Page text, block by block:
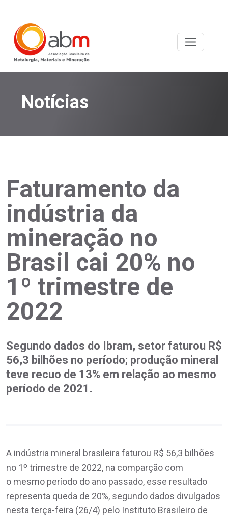
Notícias
Faturamento da
indústria da
mineração no
Brasil cai 20% no
1º trimestre de
2022
Segundo dados do Ibram, setor faturou R$
56,3 bilhões no período; produção mineral
teve recuo de 13% em relação ao mesmo
período de 2021.
A indústria mineral brasileira faturou R$ 56,3 bilhões
no 1º trimestre de 2022, na comparção com
o mesmo período do ano passado, esse resultado
representa queda de 20%, segundo dados divulgados
nesta terça-feira (26/4) pelo Instituto Brasileiro de